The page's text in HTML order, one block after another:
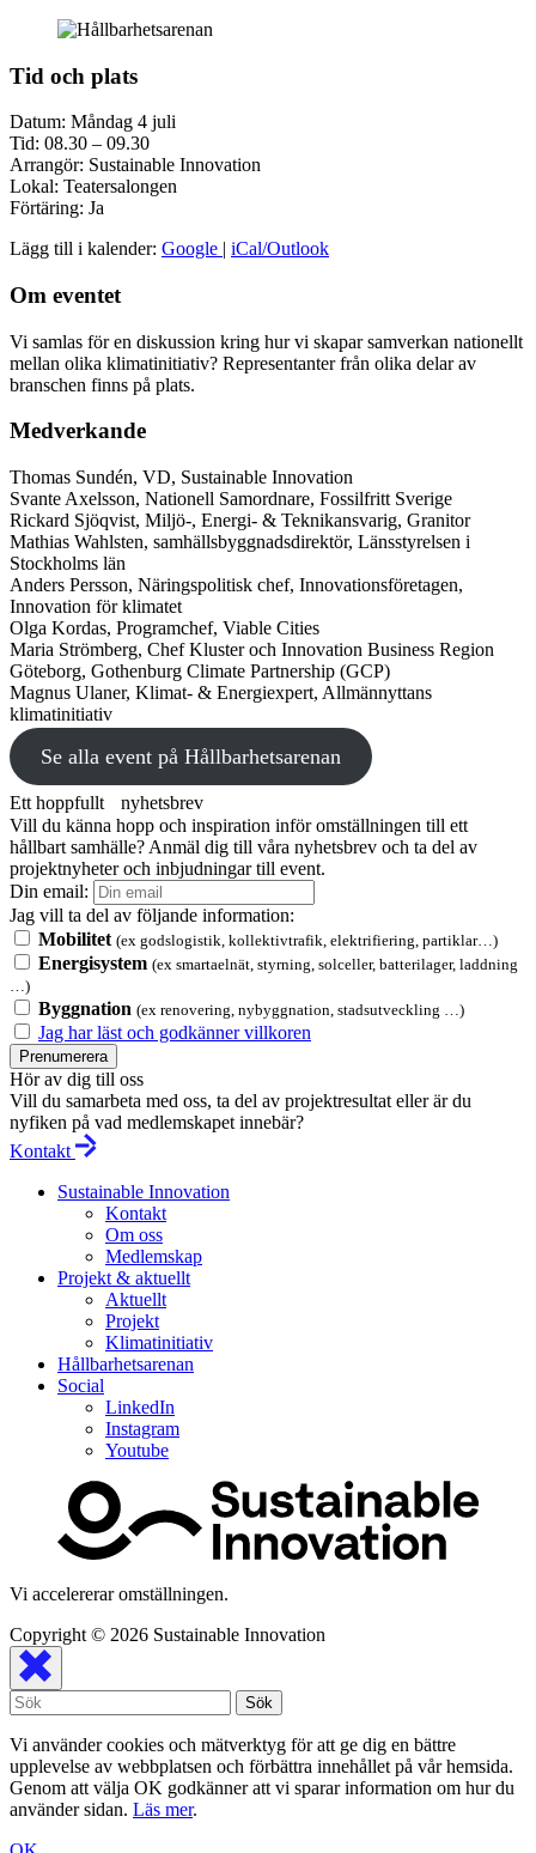
Tid och plats
Datum: Måndag 4 juli
Tid: 08.30 – 09.30
Arrangör: Sustainable Innovation
Lokal: Teatersalongen
Förtäring: Ja
Lägg till i kalender: Google | iCal/Outlook
Om eventet
Vi samlas för en diskussion kring hur vi skapar samverkan nationellt
mellan olika klimatinitiativ? Representanter från olika delar av
branschen finns på plats.
Medverkande
Thomas Sundén, VD, Sustainable Innovation
Svante Axelsson, Nationell Samordnare, Fossilfritt Sverige
Rickard Sjöqvist, Miljö-, Energi- & Teknikansvarig, Granitor
Mathias Wahlsten, samhällsbyggnadsdirektör, Länsstyrelsen i
Stockholms län
Anders Persson, Näringspolitisk chef, Innovationsföretagen,
Innovation för klimatet
Olga Kordas, Programchef, Viable Cities
Maria Strömberg, Chef Kluster och Innovation Business Region
Göteborg, Gothenburg Climate Partnership (GCP)
Magnus Ulaner, Klimat- & Energiexpert, Allmännyttans
klimatinitiativ
Se alla event på Hållbarhetsarenan
Ett hoppfullt nyhetsbrev
Vill du känna hopp och inspiration inför omställningen till ett
hållbart samhälle? Anmäl dig till våra nyhetsbrev och ta del av
projektnyheter och inbjudningar till event.
Din email:
Jag vill ta del av följande information:
Mobilitet (ex godslogistik, kollektivtrafik, elektrifiering, partiklar…)
Energisystem (ex smartaelnät, styrning, solceller, batterilager, laddning
…)
Byggnation (ex renovering, nybyggnation, stadsutveckling …)
Jag har läst och godkänner villkoren
Prenumerera
Hör av dig till oss
Vill du samarbeta med oss, ta del av projektresultat eller är du
nyfiken på vad medlemskapet innebär?
Kontakt
Sustainable Innovation
Kontakt
Om oss
Medlemskap
Projekt & aktuellt
Aktuellt
Projekt
Klimatinitiativ
Hållbarhetsarenan
Social
LinkedIn
Instagram
Youtube
Vi accelererar omställningen.
Copyright © 2026 Sustainable Innovation
Vi använder cookies och mätverktyg för att ge dig en bättre
upplevelse av webbplatsen och förbättra innehållet på vår hemsida.
Genom att välja OK godkänner att vi sparar information om hur du
använder sidan. Läs mer.